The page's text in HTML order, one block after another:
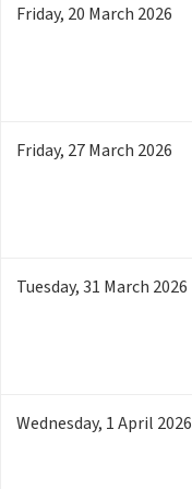
Friday, 20 March 2026
Friday, 27March 2026
Tuesday,31 March 2026
Wednesday, 1April 2026